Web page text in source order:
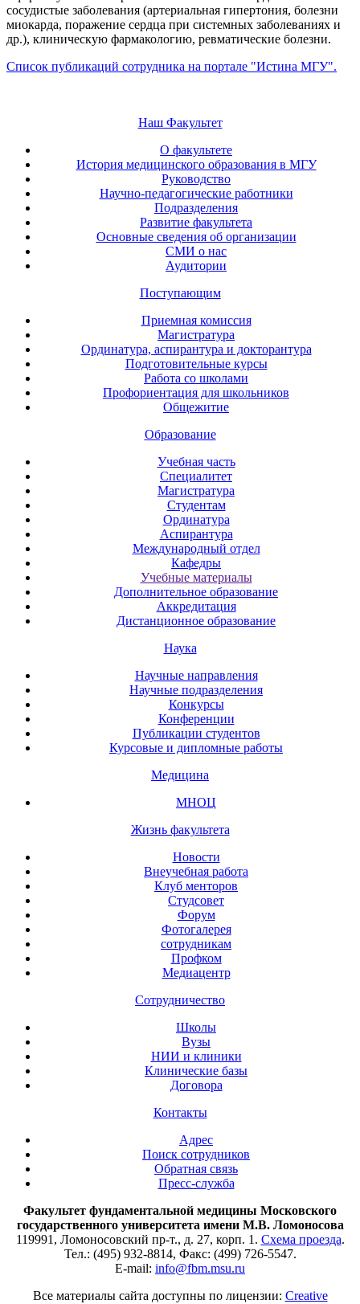
сосудистые заболевания (артериальная гипертония, болезни
миокарда, поражение сердца при системных заболеваниях и
др.), клиническую фармакологию, ревматические болезни.
Список публикаций сотрудника на портале "Истина МГУ".
Наш Факультет
О факультете
История медицинского образования в МГУ
Руководство
Научно-педагогические работники
Подразделения
Развитие факультета
Основные сведения об организации
СМИ о нас
Аудитории
Поступающим
Приемная комиссия
Магистратура
Ординатура, аспирантура и докторантура
Подготовительные курсы
Работа со школами
Профориентация для школьников
Общежитие
Образование
Учебная часть
Специалитет
Магистратура
Студентам
Ординатура
Аспирантура
Международный отдел
Кафедры
Учебные материалы
Дополнительное образование
Аккредитация
Дистанционное образование
Наука
Научные направления
Научные подразделения
Конкурсы
Конференции
Публикации студентов
Курсовые и дипломные работы
Медицина
МНОЦ
Жизнь факультета
Новости
Внеучебная работа
Клуб менторов
Студсовет
Форум
Фотогалерея
сотрудникам
Профком
Медиацентр
Сотрудничество
Школы
Вузы
НИИ и клиники
Клинические базы
Договора
Контакты
Адрес
Поиск сотрудников
Обратная связь
Пресс-служба
Факультет фундаментальной медицины Московского
государственного университета имени М.В. Ломоносова
119991, Ломоносовский пр-т., д. 27, корп. 1. Схема проезда.
Тел.: (495) 932-8814, Факс: (499) 726-5547.
E-mail: info@fbm.msu.ru
Все материалы сайта доступны по лицензии: Creative